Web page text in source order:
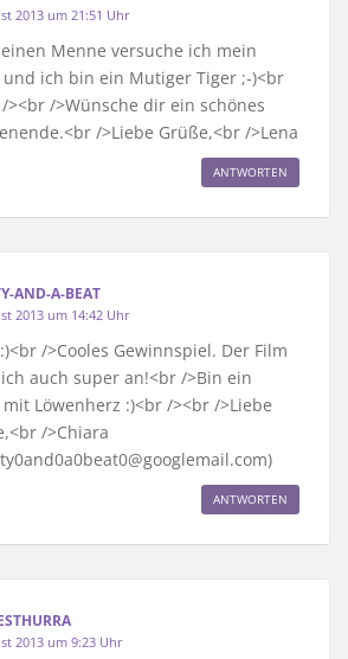
2013 um 21:51 Uhr
Menne versuche ich mein
und ich bin ein Mutiger Tiger ;-)<br
><br />Wünsche dir ein schönes
/>Liebe Grüße,<br />Lena
ANTWORTEN
AND-A-BEAT
2013 um 14:42 Uhr
/>Cooles Gewinnspiel. Der Film
auch super an!<br />Bin ein
Löwenherz :)<br /><br />Liebe
/>Chiara
ANTWORTEN
2013 um 9:23 Uhr